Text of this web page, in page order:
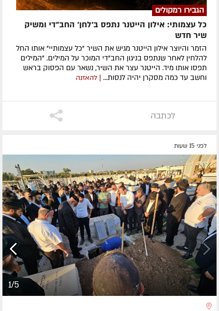
הגבירו רמקולים
כל עצמותי: אילון הייטנר נתפס ב'לחן' החב"די ומשיק
שיר חדש
הזמר והיוצר אילון הייטנר מגיש את השיר "כל עצמותיי" אותו החל
להלחין לאחר שנתפס בניגון החב"די המוכר על המילים. "המילים
תפסו אותו מיד. הייטנר עצר את השיר, נשאר עם הפסוק בראש
וחשב עד כמה מסקרן יהיה לנסות...
| להאזנה
לכתבה
לפני 15 שעות
1/5